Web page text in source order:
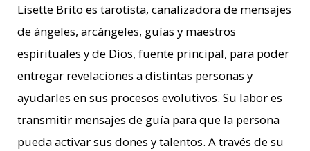
Lisette Brito es tarotista, canalizadora de mensajes
de ángeles, arcángeles, guías y maestros
espirituales y de Dios, fuente principal, para poder
entregar revelaciones a distintas personas y
ayudarles en sus procesos evolutivos. Su labor es
transmitir mensajes de guía para que la persona
pueda activar sus dones y talentos. A través de su